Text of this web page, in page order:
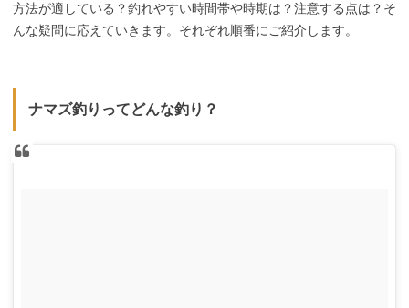
方法が適している？釣れやすい時間帯や時期は？注意する点は？そ
んな疑問に応えていきます。それぞれ順番にご紹介します。
ナマズ釣りってどんな釣り？